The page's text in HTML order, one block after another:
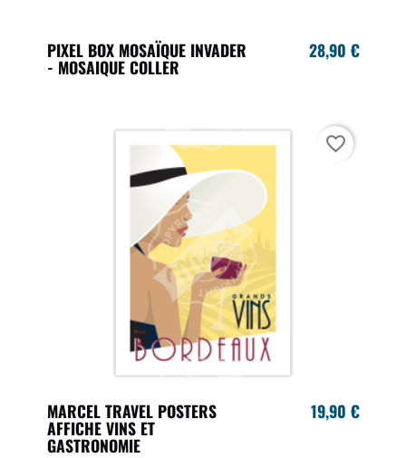
PIXEL BOX MOSAÏQUE INVADER
- MOSAIQUE COLLER
28,90 €
MARCEL TRAVEL POSTERS
AFFICHE VINS ET
GASTRONOMIE
19,90 €
favorite_border